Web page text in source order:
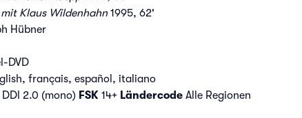
Klaus Wildenhahn1995, 62'
Hübner
DVD
français, español, italiano
DDl 2.0 (mono) FSK14+ Ländercode Alle Regionen